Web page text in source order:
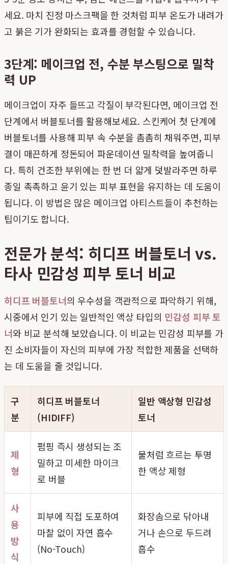
세요. 마치 진정 마스크팩을 한 것처럼 피부 온도가 내려가
고 붉은 기가 완화되는 효과를 경험할 수 있습니다.
3단계: 메이크업 전, 수분 부스팅으로 밀착
력 UP
메이크업이 자주 들뜨고 각질이 부각된다면, 메이크업 전
단계에서 버블토너를 활용해보세요. 스킨케어 첫 단계에
버블토너를 사용해 피부 속 수분을 촘촘히 채워주면, 피부
결이 매끈하게 정돈되어 파운데이션 밀착력을 높여줍니
다. 특히 건조한 부위에는 한 번 더 얇게 덧발라주면 하루
종일 촉촉하고 윤기 있는 피부 표현을 유지하는 데 도움이
됩니다. 이 방법은 많은 메이크업 아티스트들이 추천하는
팁이기도 합니다.
전문가 분석: 히디프 버블토너 vs.
타사 민감성 피부 토너 비교
히디프 버블토너의 우수성을 객관적으로 파악하기 위해,
시중에서 인기 있는 일반적인 액상 타입의 민감성 피부 토
너와 비교 분석해 보았습니다. 이 비교는 민감성 피부를 가
진 소비자들이 자신의 피부에 가장 적합한 제품을 선택하
는 데 도움을 줄 것입니다.
구
분
히디프 버블토너
(HIDIFF)
일반 액상형 민감성
토너
제
형
펌핑 즉시 생성되는 조
밀하고 미세한 마이크
로 버블
물처럼 흐르는 투명
한 액상 제형
사
용
방
식
피부에 직접 도포하여
마찰 없이 자연 흡수
(No-Touch)
화장솜으로 닦아내
거나 손으로 두드려
흡수